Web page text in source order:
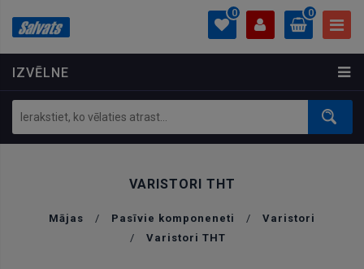
IZVĒLNE
0
PROFILS
Ielogoties
Izveidot kontu
0
0.00 €
VARISTORI THT
Mājas / Pasīvie komponeneti /
Varistori
/
Varistori THT